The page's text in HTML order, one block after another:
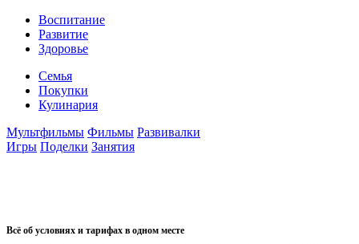
Воспитание
Развитие
Здоровье
Семья
Покупки
Кулинария
Мультфильмы Фильмы Развивалки
Игры Поделки Занятия
Всё об условиях и тарифах в одном месте